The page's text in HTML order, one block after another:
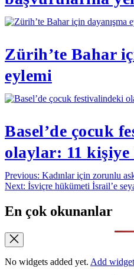
Zürih’te Bahar
eylemi
Basel’de çocuk
olaylar: 11 kişiye
Yazı
gezinmesi
Previous: Kadınlar için zorunlu
Next: İsviçre hükümeti İsrail’e
En çok okunanlar
No widgets added yet. Add